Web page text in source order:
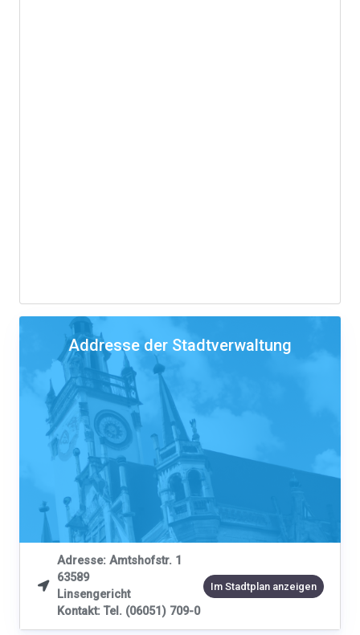
Addresse der Stadtverwaltung

Adresse: Amtshofstr. 1
63589
Linsengericht
Kontakt: Tel. (06051) 709-0
Im Stadtplan anzeigen